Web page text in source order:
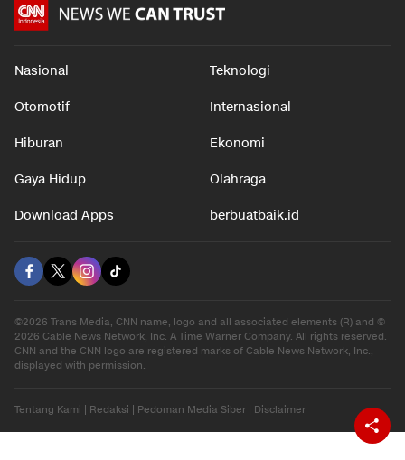
dalam 7 jam dalam 7 jam
Nasional Teknologi
Otomotif Internasional
Hiburan Ekonomi
Download Apps
2026 Cable News Network, Inc. A Time Warner Company. All rights reserved.
CNN and the CNN logo are registered marks of Cable News Network, Inc.,
displayed with permission.